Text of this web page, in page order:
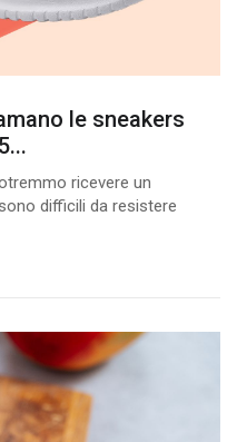
le sneakers
ricevere un
difficili da resistere